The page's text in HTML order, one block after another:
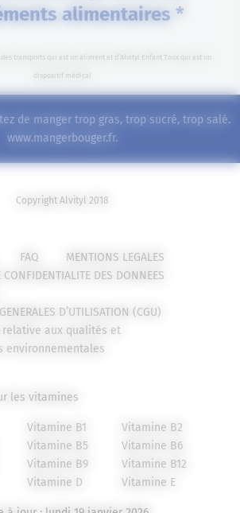
alimentaires *
transports qui est un aliment et d’Alvityl Enfant Toux qui est un
dispositif médical
de manger trop gras, trop sucré, trop salé.
www.mangerbouger.fr.
Copyright Alvityl 2018
FAQ
MENTIONS LEGALES
CONFIDENTIALITE DES DONNEES
D’UTILISATION (CGU)
relative aux qualités et
environnementales
les vitamines
Vitamine B1
Vitamine B2
Vitamine B5
Vitamine B6
Vitamine B9
Vitamine B12
Vitamine D Vitamine E